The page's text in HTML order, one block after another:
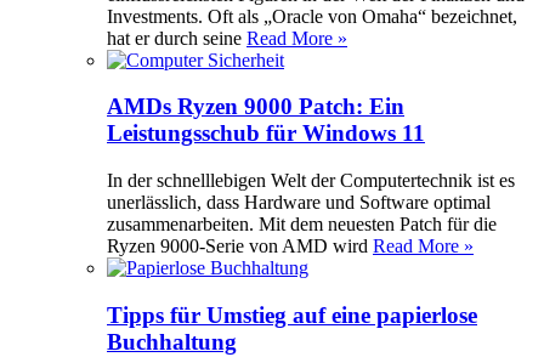
Investments. Oft als „Oracle von Omaha“ bezeichnet,
hat er durch seine Read More »
AMDs Ryzen 9000 Patch: Ein
Leistungsschub für Windows 11
In der schnelllebigen Welt der Computertechnik ist es
unerlässlich, dass Hardware und Software optimal
zusammenarbeiten. Mit dem neuesten Patch für die
Ryzen 9000-Serie von AMD wird Read More »
Tipps für Umstieg auf eine papierlose
Buchhaltung